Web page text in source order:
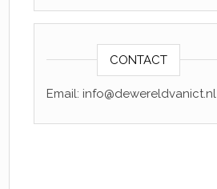
CONTACT
Email: info@dewereldvanict.nl